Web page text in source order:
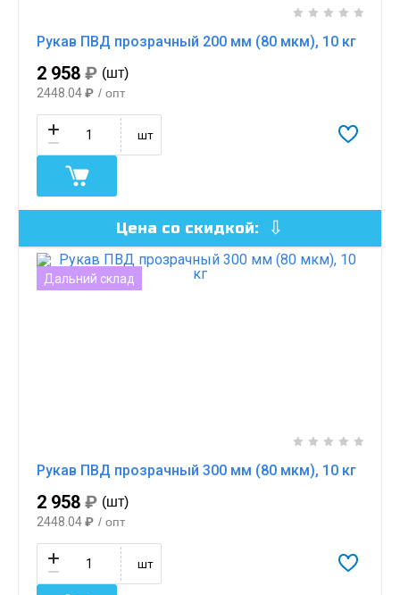
Рукав ПВД прозрачный 200 мм (80 мкм), 10 кг
2 958 ₽ (шт)
2448.04₽ / опт
шт
Цена со скидкой:
Дальний склад
Рукав ПВД прозрачный 300 мм (80 мкм), 10 кг
2 958 ₽ (шт)
2448.04₽ / опт
шт